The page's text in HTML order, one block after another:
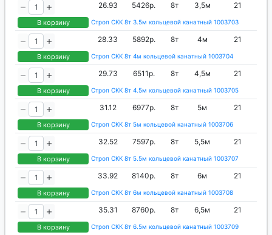
В корзину
26.93 5426р. 8т 3,5м 21
Строп СКК 8т 3.5м кольцевой канатный 1003703
В корзину
28.33 5892р. 8т 4м 21
Строп СКК 8т 4м кольцевой канатный 1003704
В корзину
29.73 6511р. 8т 4,5м 21
Строп СКК 8т 4.5м кольцевой канатный 1003705
В корзину
31.12 6977р. 8т 5м 21
Строп СКК 8т 5м кольцевой канатный 1003706
В корзину
32.52 7597р. 8т 5,5м 21
Строп СКК 8т 5.5м кольцевой канатный 1003707
В корзину
33.92 8140р. 8т 6м 21
Строп СКК 8т 6м кольцевой канатный 1003708
В корзину
35.31 8760р. 8т 6,5м 21
Строп СКК 8т 6.5м кольцевой канатный 1003709